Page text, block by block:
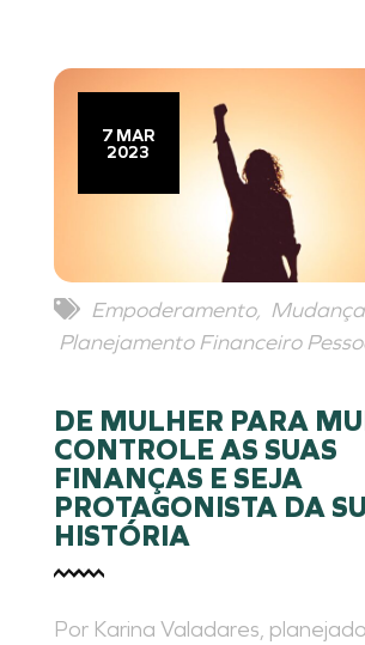
7 MAR
2023
Empoderamento,
Planejamento Financeiro
DE MULHER PARA
CONTROLE AS SUAS
FINANÇAS E SEJA
PROTAGONISTA DA
HISTÓRIA
Por Karina Valadares,